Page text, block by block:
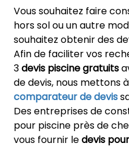
Vous souhaitez faire
hors sol ou un autre
souhaitez obtenir des
Afin de faciliter vos
3devis piscine gratuits
de devis, nous mettons
comparateur de devis
Des entreprises de
pour piscine près de
vous fournir ledevis